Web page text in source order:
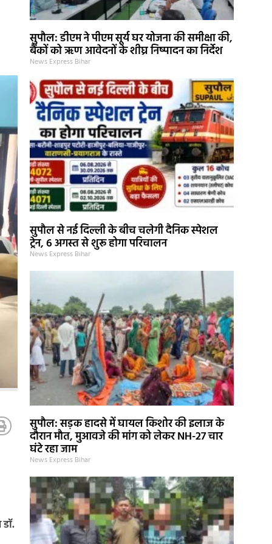
सुपौल: डीएम ने पीएम सूर्य घर योजना की समीक्षा की,
बैंकों को ऋण आवेदनों के शीघ्र निष्पादन का निर्देश
News Express Bihar
सुपौल से नई दिल्ली के बीच चलेगी दैनिक स्पेशल
ट्रेन, 6 अगस्त से शुरू होगा परिचालन
News Express Bihar
सुपौल: सड़क हादसे में घायल किशोर की इलाज के
दौरान मौत, मुआवजे की मांग को लेकर NH-27 चार
घंटे रहा जाम
News Express Bihar